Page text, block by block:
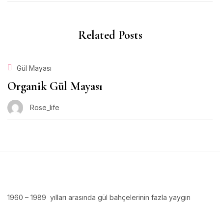
Related Posts
Gül Mayası
Organik Gül Mayası
Rose_life
1960 – 1989 yılları arasında gül bahçelerinin fazla yaygın